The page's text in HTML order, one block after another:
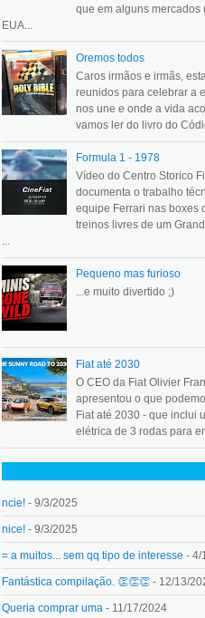
que em alguns mercados
EUA...
Oremos todos
Caros irmãos e irmãs,
reunidos para celebrar a
nos une e onde a vida
vamos ler do livro do
Formula 1 - 1978
Vídeo do Centro Storico
documenta o trabalho
equipe Ferrari nas boxes
treinos livres de um
...
Pequeno mas furioso
...e muito divertido ;)
Fiat até 2030
O CEO da Fiat Olivier
apresentou o que
Fiat até 2030 - que inclui
elétrica de 3 rodas para
ncie! - 9/3/2025
nice! - 9/3/2025
= a muitos... sem qq tipo de interesse - 4/
Fantástica compilação. 👏👏👏 - 12/13/
Queria comprar uma - 11/17/2024